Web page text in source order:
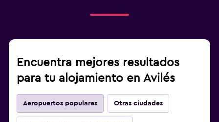
Encuentra mejores resultados
para tu alojamiento en Avilés
Aeropuertos populares Otras ciudades